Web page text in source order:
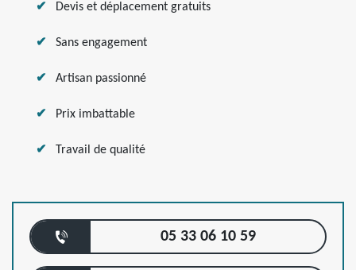
Devis et déplacement gratuits
Sans engagement
Artisan passionné
Prix imbattable
Travail de qualité
05 33 06 10 59